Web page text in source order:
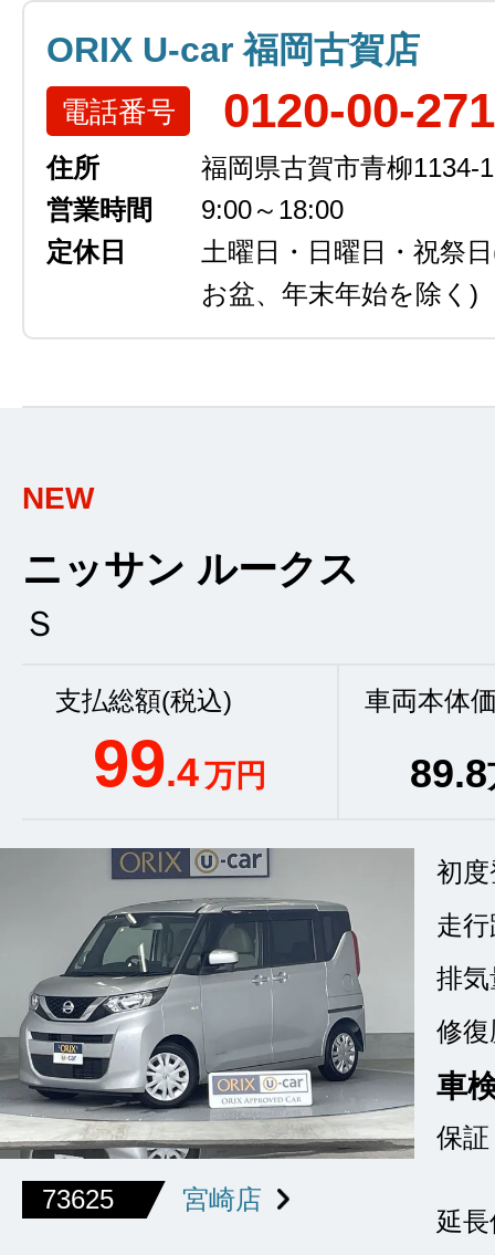
ORIX U-car 福岡古賀店
電話番号 0120-00-
住所
福岡県古賀市青柳1134-1
営業時間
9:00～18:00
定休日
土曜日・日曜日・祝祭日
お盆、年末年始を除く)
NEW
ニッサン ルークス
Ｓ
支払総額(税込)
99.4万円
車両本体
89.8
73625 宮崎店
初
走
排気
修復
車
保証
延